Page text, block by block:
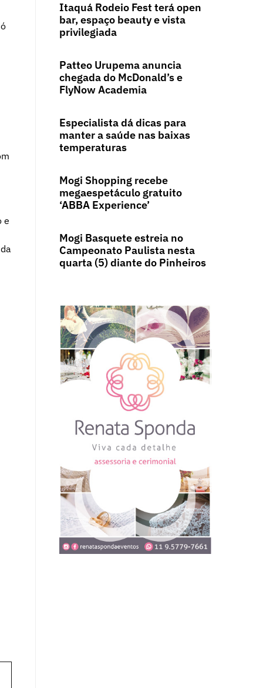
e
Itaquá Rodeio Fest terá open
bar, espaço beauty e vista
privilegiada
Patteo Urupema anuncia
chegada do McDonald’s e
FlyNow Academia
Especialista dá dicas para
manter a saúde nas baixas
temperaturas
Mogi Shopping recebe
megaespetáculo gratuito
‘ABBA Experience’
Mogi Basquete estreia no
Campeonato Paulista nesta
quarta (5) diante do Pinheiros